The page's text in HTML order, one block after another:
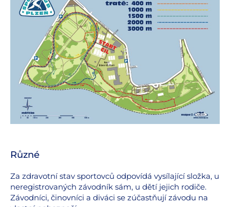
Různé
Za zdravotní stav sportovců odpovídá vysílající složka, u
neregistrovaných závodník sám, u dětí jejich rodiče.
Závodníci, činovníci a diváci se zúčastňují závodu na